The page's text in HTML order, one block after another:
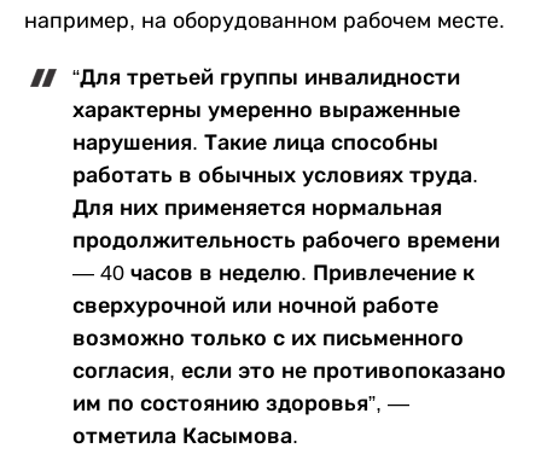
например, на оборудованном рабочем месте.
“Для третьей группы инвалидности
характерны умеренно выраженные
нарушения. Такие лица способны
работать в обычных условиях труда.
Для них применяется нормальная
продолжительность рабочего времени
— 40 часов в неделю. Привлечение к
сверхурочной или ночной работе
возможно только с их письменного
согласия, если это не противопоказано
им по состоянию здоровья”, —
отметила Касымова.